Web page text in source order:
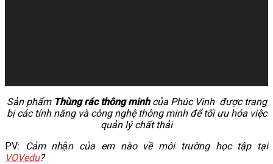
Sản phẩm Thùng rác thông minhcủa Phúc Vinh được trang
bị các tính năng và công nghệ thông minh để tối ưu hóa việc
quản lý chất thải
PV: Cảm nhận của em nào về môi trường học tập tại
VOVedu?